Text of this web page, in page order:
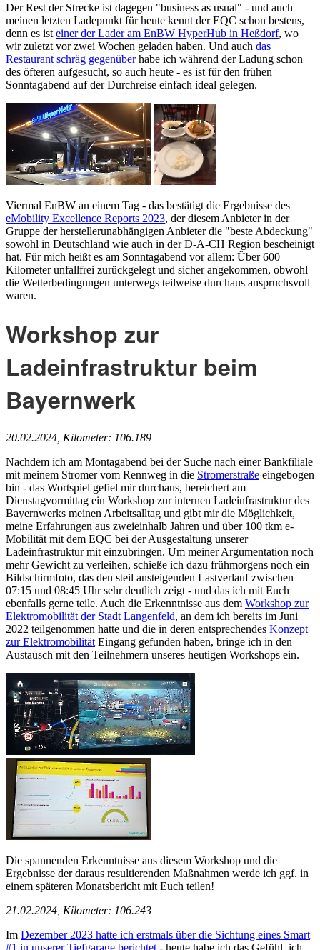
Der Rest der Strecke ist dagegen "business as usual" - und auch
meinen letzten Ladepunkt für heute kennt der EQC schon bestens,
denn es ist einer der Lader am EnBW HyperHub in Heßdorf, wo
wir zuletzt vor zwei Wochen geladen haben. Und auch das
Restaurant schräg gegenüberhabe ich während der Ladung schon
des öfteren aufgesucht, so auch heute - es ist für den frühen
Sonntagabend auf der Durchreise einfach ideal gelegen.
Viermal EnBW an einem Tag - das bestätigt die Ergebnisse des
eMobility Excellence Reports 2023, der diesem Anbieter in der
Gruppe der herstellerunabhängigen Anbieter die "beste Abdeckung"
sowohl in Deutschland wie auch in der D-A-CH Region bescheinigt
hat. Für mich heißt es am Sonntagabend vor allem: Über 600
Kilometer unfallfrei zurückgelegt und sicher angekommen, obwohl
die Wetterbedingungen unterwegs teilweise durchaus anspruchsvoll
waren.
Workshop zur
Ladeinfrastruktur beim
Bayernwerk
20.02.2024, Kilometer: 106.189
Nachdem ich am Montagabend bei der Suche nach einer Bankfiliale
mit meinem Stromer vom Rennweg in die Stromerstraße eingebogen
bin - das Wortspiel gefiel mir durchaus, bereichert am
Dienstagvormittag ein Workshop zur internen Ladeinfrastruktur des
Bayernwerks meinen Arbeitsalltag und gibt mir die Möglichkeit,
meine Erfahrungen aus zweieinhalb Jahren und über 100 tkm e-
Mobilität mit dem EQC bei der Ausgestaltung unserer
Ladeinfrastruktur mit einzubringen. Um meiner Argumentation noch
mehr Gewicht zu verleihen, schieße ich dazu frühmorgens noch ein
Bildschirmfoto, das den steil ansteigenden Lastverlauf zwischen
07:15 und 08:45 Uhr sehr deutlich zeigt - und das ich mit Euch
ebenfalls gerne teile. Auch die Erkenntnisse aus dem Workshop zur
Elektromobilität der Stadt Langenfeld, an dem ich bereits im Juni
2022 teilgenommen hatte und die in deren entsprechendes Konzept
zur Elektromobilität Eingang gefunden haben, bringe ich in den
Austausch mit den Teilnehmern unseres heutigen Workshops ein.
Die spannenden Erkenntnisse aus diesem Workshop und die
Ergebnisse der daraus resultierenden Maßnahmen werde ich ggf. in
einem späteren Monatsbericht mit Euch teilen!
21.02.2024, Kilometer: 106.243
Im Dezember 2023 hatte ich erstmals über die Sichtung eines Smart
#1 in unserer Tiefgarage berichtet - heute habe ich das Gefühl, ich